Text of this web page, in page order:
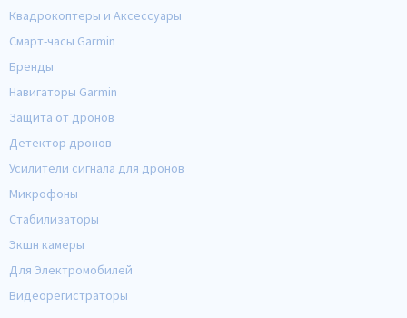
Квадрокоптеры и Аксессуары
Смарт-часы Garmin
Бренды
Навигаторы Garmin
Защита от дронов
Детектор дронов
Усилители сигнала для дронов
Микрофоны
Стабилизаторы
Экшн камеры
Для Электромобилей
Видеорегистраторы